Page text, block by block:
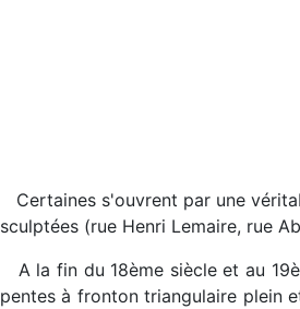
Certaines s'ouvrent par une
sculptées (rue Henri Lemaire, rue
A la fin du 18ème siècle et au
pentes à fronton triangulaire plein